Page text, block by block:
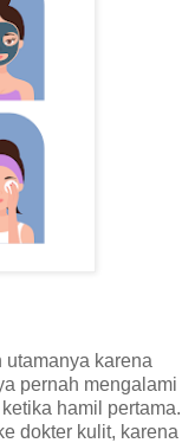
utamanya karena
pernah mengalami
hamil pertama.
dokter kulit, karena